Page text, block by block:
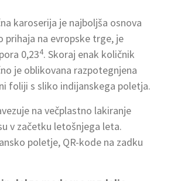
karoserija je najboljša osnova
prihaja na evropske trge, je
0,234. Skoraj enak količnik
je oblikovana razpotegnjena
foliji s sliko indijanskega poletja.
na večplastno lakiranje
v začetku letošnjega leta.
poletje, QR-kode na zadku